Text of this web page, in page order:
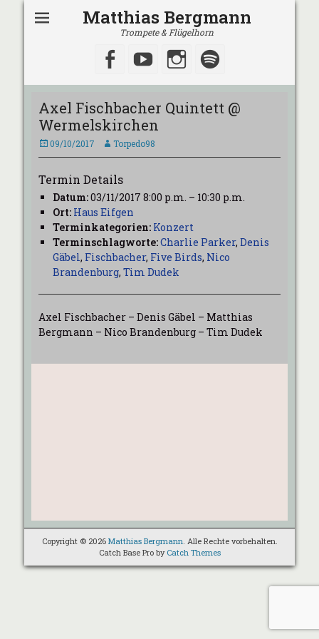
Matthias Bergmann
Trompete & Flügelhorn
Facebook
YouTubeInstagram
Axel Fischbacher Quintett @
Wermelskirchen
Veröffentlicht
am
09/10/2017 AutorTorpedo98
Termin Details
Datum:03/11/2017 8:00 p.m. – 10:30 p.m.
Ort: Haus Eifgen
Terminkategorien: Konzert
Terminschlagworte:Charlie Parker, Denis
Gäbel, Fischbacher, Five Birds, Nico
Brandenburg, Tim Dudek
Axel Fischbacher – Denis Gäbel – Matthias
Bergmann – Nico Brandenburg – Tim Dudek
Copyright © 2026 Matthias Bergmann. Alle Rechte vorbehalten.
Catch Base Pro by Catch Themes